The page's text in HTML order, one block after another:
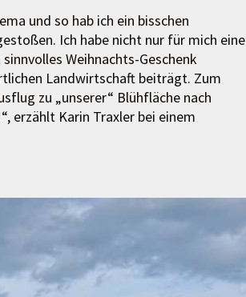
und so hab ich ein bisschen
Ich habe nicht nur für mich eine
Weihnachts-Geschenk
Landwirtschaft beiträgt. Zum
zu „unserer“ Blühfläche nach
erzählt Karin Traxler bei einem